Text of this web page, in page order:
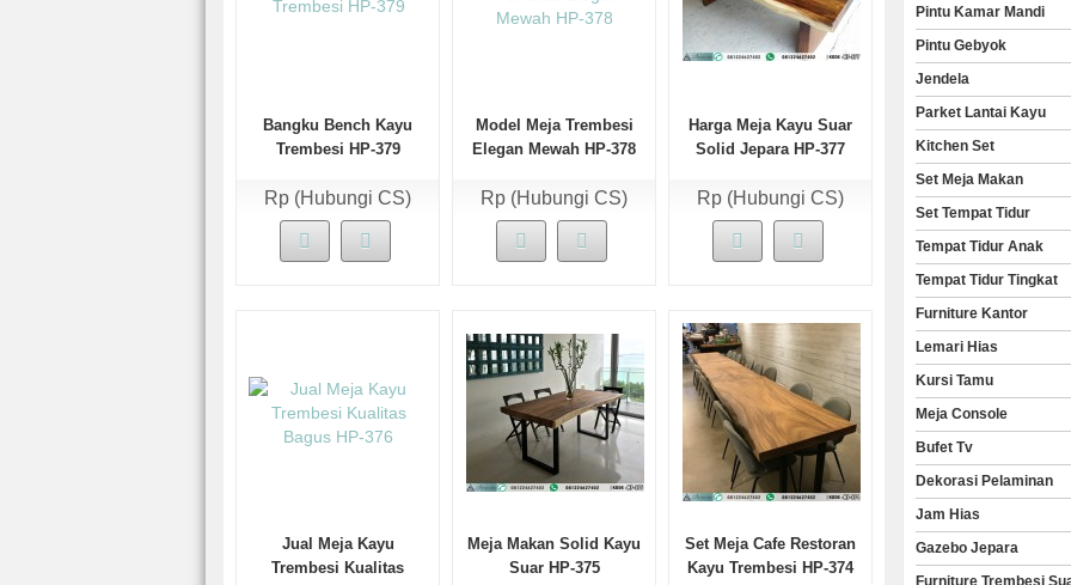
Bangku Bench Kayu
Trembesi HP-379
Rp (Hubungi CS)
Model Meja Trembesi
Elegan Mewah HP-378
Rp (Hubungi CS)
Harga Meja Kayu Suar
Solid Jepara HP-377
Rp (Hubungi CS)
Jual Meja Kayu
Trembesi Kualitas
Meja Makan Solid Kayu
Suar HP-375
Set Meja Cafe Restoran
Kayu Trembesi HP-374
Pintu Kamar Mandi
Pintu Gebyok
Jendela
Parket Lantai Kayu
Kitchen Set
Set Meja Makan
Set Tempat Tidur
Tempat Tidur Anak
Tempat Tidur Tingkat
Furniture Kantor
Lemari Hias
Kursi Tamu
Meja Console
Bufet Tv
Dekorasi Pelaminan
Jam Hias
Gazebo Jepara
Furniture Trembesi